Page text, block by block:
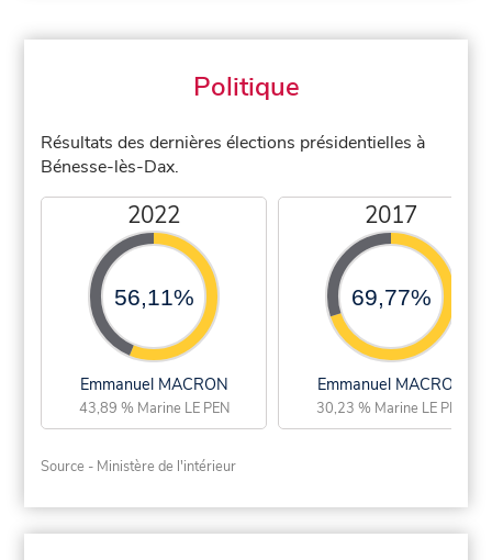
Politique
Résultats des dernières élections présidentielles à
Bénesse-lès-Dax.
2022
56,11%
Emmanuel MACRON
43,89 % Marine LE PEN
2017
69,77%
Emmanuel MACRON
30,23 % Marine LE PEN
Source - Ministère de l'intérieur